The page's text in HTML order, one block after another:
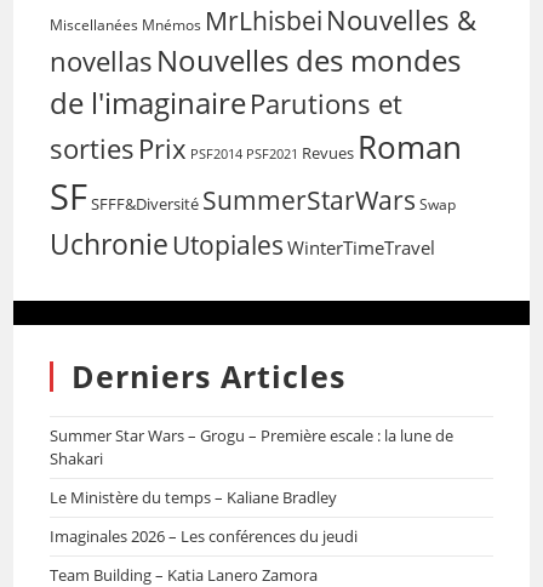
Miscellanées Mnémos MrLhisbei Nouvelles &
novellas Nouvelles des mondes
de l'imaginaireParutions et
sorties Prix PSF2014 PSF2021 Revues Roman
SFSFFF&Diversité SummerStarWars Swap
Uchronie Utopiales WinterTimeTravel
Derniers Articles
Summer Star Wars – Grogu – Première escale : la lune de
Shakari
Le Ministère du temps – Kaliane Bradley
Imaginales 2026 – Les conférences du jeudi
Team Building – Katia Lanero Zamora